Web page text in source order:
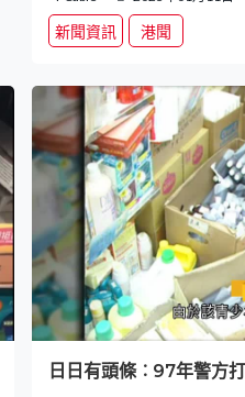
新聞資訊 港聞
日日有頭條︰97年警方